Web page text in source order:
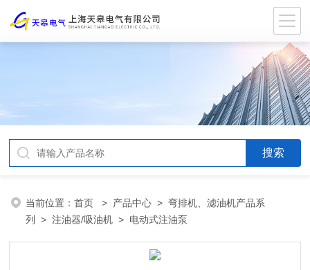
当前位置：首页 > 产品中心 >弯排机、滤油机产品系
列
>注油器/吸油机 > 电动式注油泵